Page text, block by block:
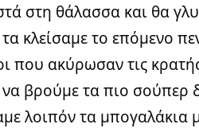
στη θάλασσα και θα
κλείσαμε το επόμενο
που ακύρωσαν τις
να βρούμε τα πιο
λοιπόν τα μπογαλάκια